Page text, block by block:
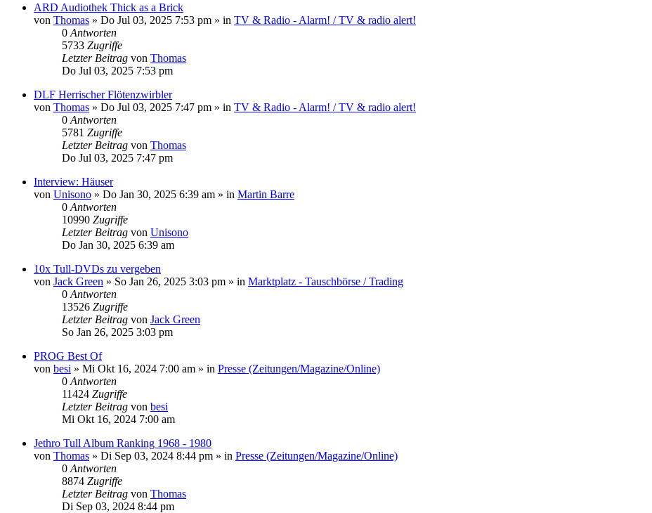
ARD Audiothek Thick as a Brick
von Thomas » Do Jul 03, 2025 7:53 pm » in TV & Radio - Alarm! / TV & radio alert!
0 Antworten
5733 Zugriffe
Letzter Beitrag von Thomas
Do Jul 03, 2025 7:53 pm
DLF Herrischer Flötenzwirbler
von Thomas » Do Jul 03, 2025 7:47 pm » in TV & Radio - Alarm! / TV & radio alert!
0 Antworten
5781 Zugriffe
Letzter Beitrag von Thomas
Do Jul 03, 2025 7:47 pm
Interview: Häuser
von Unisono » Do Jan 30, 2025 6:39 am » in Martin Barre
0 Antworten
10990 Zugriffe
Letzter Beitrag von Unisono
Do Jan 30, 2025 6:39 am
10x Tull-DVDs zu vergeben
von Jack Green » So Jan 26, 2025 3:03 pm » in Marktplatz - Tauschbörse / Trading
0 Antworten
13526 Zugriffe
Letzter Beitrag von Jack Green
So Jan 26, 2025 3:03 pm
PROG Best Of
von besi » Mi Okt 16, 2024 7:00 am » in Presse (Zeitungen/Magazine/Online)
0 Antworten
11424 Zugriffe
Letzter Beitrag von besi
Mi Okt 16, 2024 7:00 am
Jethro Tull Album Ranking 1968 - 1980
von Thomas » Di Sep 03, 2024 8:44 pm » in Presse (Zeitungen/Magazine/Online)
0 Antworten
8874 Zugriffe
Letzter Beitrag von Thomas
Di Sep 03, 2024 8:44 pm